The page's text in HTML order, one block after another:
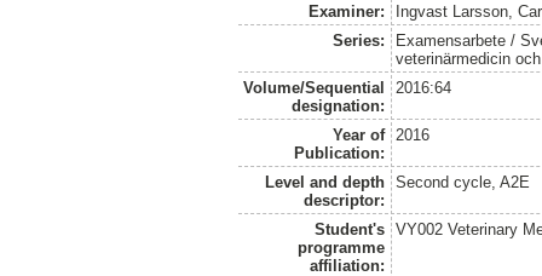
Examiner:
Ingvast Larsson,
Series:
Examensarbete /
veterinärmedicin
Volume/Sequential
designation:
2016:64
Year of
Publication:
2016
Level and depth
descriptor:
Second cycle, A2E
Student's
programme
affiliation:
VY002 Veterinary